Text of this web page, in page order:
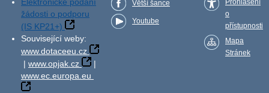
žádosti o podporu
(IS KP21+)
Související weby:
www.dotaceeu.cz
| www.opjak.cz
|
www.ec.europa.eu
Větší šance
Youtube
Prohlášení
o
přístupnosti
Mapa
Stránek